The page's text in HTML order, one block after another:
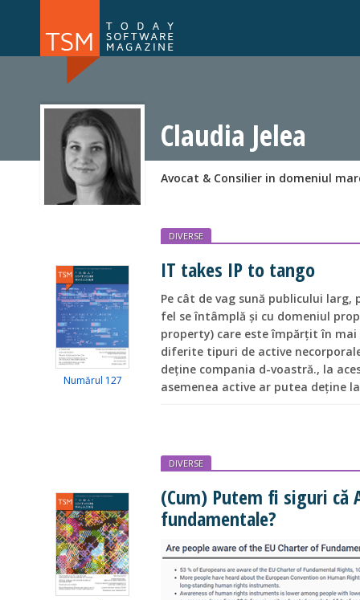
NOU
Claudia Jelea
Avocat & Consilier in domeniul
Numărul 127
DIVERSE
IT takes IP to tango
Pe cât de vag sună publicului
fel se întâmplă și cu domeniul
property) care este împărțit în
diferite tipuri de active
deține compania d-voastră., la
asemenea active ar putea deține
DIVERSE
(Cum) Putem fi siguri că
fundamentale?